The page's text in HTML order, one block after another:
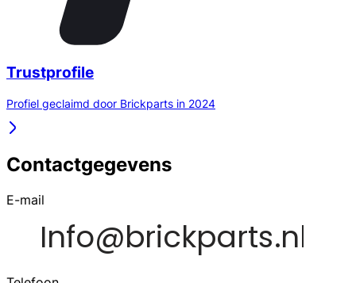
Trustprofile
Profiel geclaimd door Brickparts in 2024
Contactgegevens
E-mail